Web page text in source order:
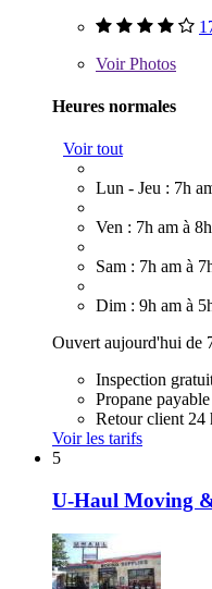
VoirPhotos
Heures normales
Voir tout
Lun - Jeu : 7h
Ven : 7h am à
Sam : 7h am à
Dim : 9h am à
Ouvert aujourd'hui de
Inspection
Propane
Retour client 24
Voir les tarifs
5
U-Haul Moving